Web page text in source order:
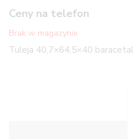
Ceny na telefon
Brak w magazynie
Tuleja 40,7×64,5×40 baracetal